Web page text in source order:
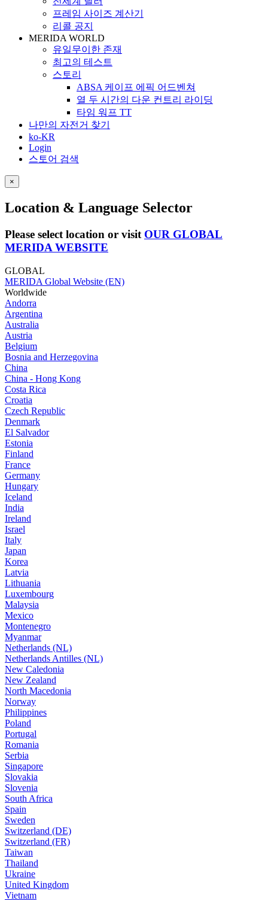
프레임 사이즈 계산기
리콜 공지
MERIDA WORLD
유일무이한 존재
최고의 테스트
스토리
ABSA 케이프 에픽 어드벤쳐
열 두 시간의 다운 컨트리 라이딩
타임 워프 TT
나만의 자전거 찾기
ko-KR
Login
스토어 검색
×
Location & Language Selector
Please select location or visit OUR GLOBAL
MERIDA WEBSITE
GLOBAL
MERIDA Global Website (EN)
Worldwide
Andorra
Argentina
Australia
Austria
Belgium
Bosnia and Herzegovina
China
China - Hong Kong
Costa Rica
Croatia
Czech Republic
Denmark
El Salvador
Estonia
Finland
France
Germany
Hungary
Iceland
India
Ireland
Israel
Italy
Japan
Korea
Latvia
Lithuania
Luxembourg
Malaysia
Mexico
Montenegro
Myanmar
Netherlands (NL)
Netherlands Antilles (NL)
New Caledonia
New Zealand
North Macedonia
Norway
Philippines
Poland
Portugal
Romania
Serbia
Singapore
Slovakia
Slovenia
South Africa
Spain
Sweden
Switzerland (DE)
Switzerland (FR)
Taiwan
Thailand
Ukraine
United Kingdom
Vietnam